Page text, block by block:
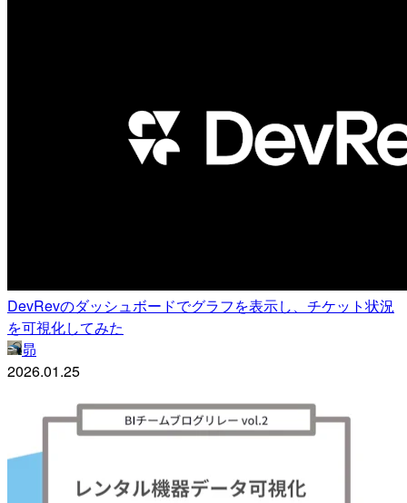
DevRevのダッシュボードでグラフを表示し、チケット状況
を可視化してみた
昴
2026.01.25